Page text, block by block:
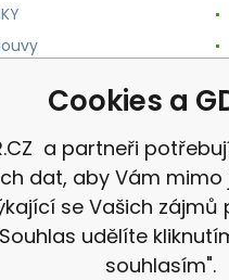
Cookies a
a partneři
dat, aby Vám mimo
se Vašich
udělíte
souhlasím".